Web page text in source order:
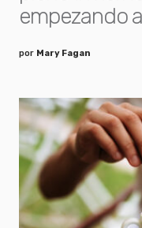
empezando
por Mary Fagan